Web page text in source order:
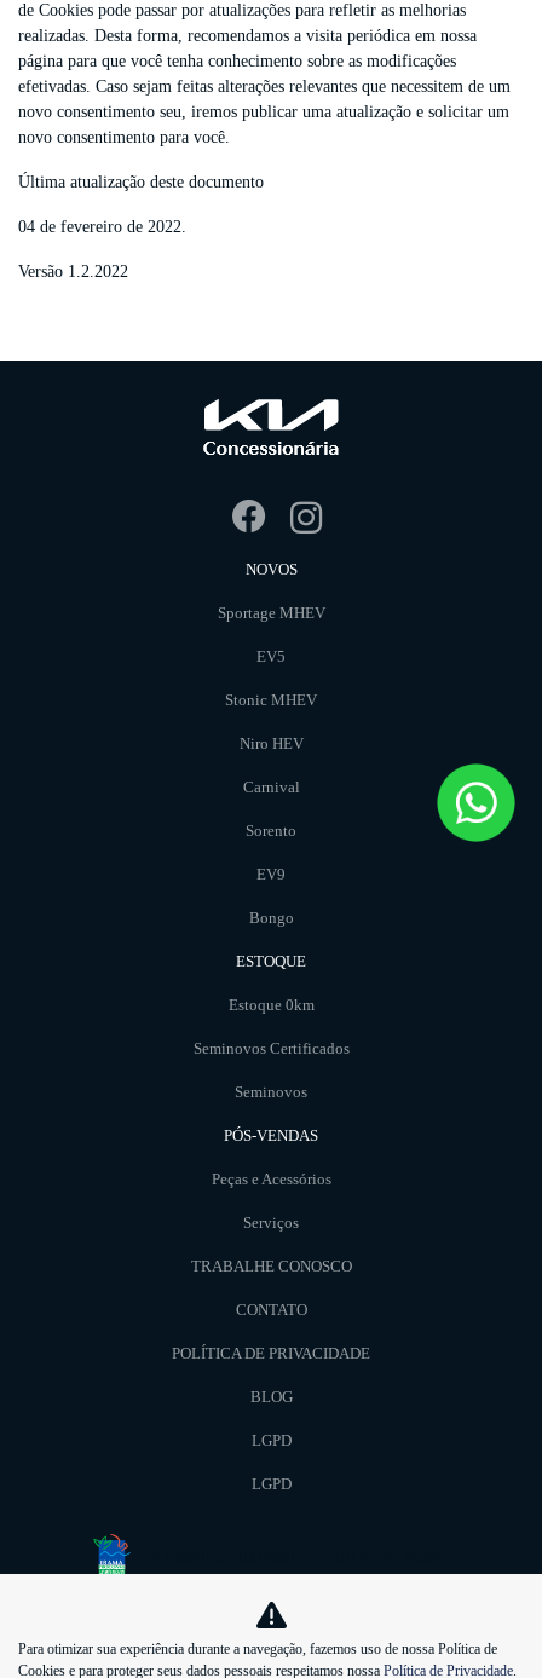
de Cookies pode passar por atualizações para refletir as melhorias
realizadas. Desta forma, recomendamos a visita periódica em nossa
página para que você tenha conhecimento sobre as modificações
efetivadas. Caso sejam feitas alterações relevantes que necessitem de um
novo consentimento seu, iremos publicar uma atualização e solicitar um
novo consentimento para você.
Última atualização deste documento
04 de fevereiro de 2022.
Versão 1.2.2022
NOVOS
Sportage MHEV
EV5
Stonic MHEV
Niro HEV
Carnival
Sorento
EV9
Bongo
ESTOQUE
Estoque 0km
Seminovos Certificados
Seminovos
PÓS-VENDAS
Peças e Acessórios
Serviços
TRABALHE CONOSCO
CONTATO
POLÍTICA DE PRIVACIDADE
BLOG
LGPD
LGPD
kiasunmotors
73.695.397/0001-57
Para otimizar sua experiência durante a navegação, fazemos uso de nossa Política de
Cookies e para proteger seus dados pessoais respeitamos nossa Política de Privacidade.